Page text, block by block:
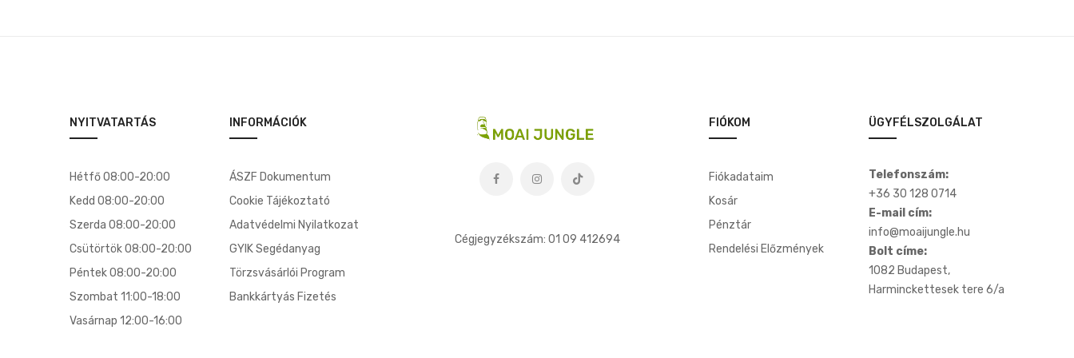
NYITVATARTÁS
Hétfő 08:00-20:00
Kedd 08:00-20:00
Szerda 08:00-20:00
Csütörtök 08:00-20:00
Péntek 08:00-20:00
Szombat 11:00-18:00
Vasárnap 12:00-16:00
INFORMÁCIÓK
ÁSZF Dokumentum
Cookie Tájékoztató
Adatvédelmi Nyilatkozat
GYIK Segédanyag
Törzsvásárlói Program
Bankkártyás Fizetés
Cégjegyzékszám: 01 09 412694
FIÓKOM
Fiókadataim
Kosár
Pénztár
Rendelési Előzmények
ÜGYFÉLSZOLGÁLAT
Telefonszám:
+36 30 128 0714
E-mail cím:
info@moaijungle.hu
Bolt címe:
1082 Budapest,
Harminckettesek tere 6/a